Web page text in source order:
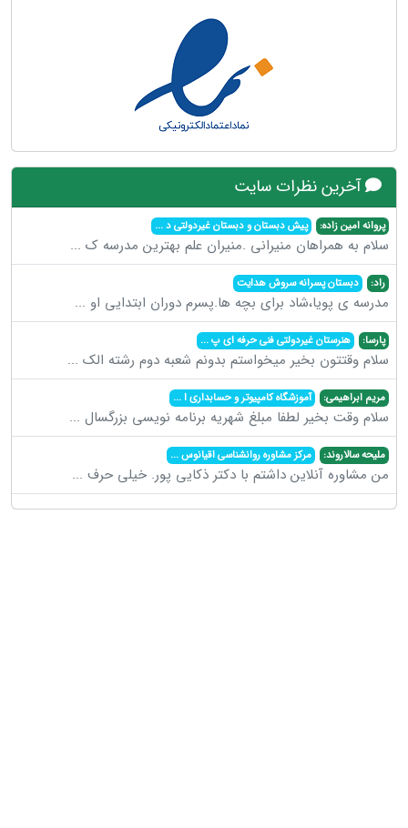
آخرین نظرات سایت
پروانه امین زاده: پیش دبستان و دبستان غیردولتی د...
سلام به همراهان منیرانی .منیران علم بهترین مدرسه ک ...
راد: دبستان پسرانه سروش هدایت
مدرسه ی پویا،شاد برای بچه ها.پسرم دوران ابتدایی او ...
پارسا: هنرستان غیردولتی فنی حرفه ای پ...
سلام وقتتون بخیر میخواستم بدونم شعبه دوم رشته الک ...
مریم ابراهیمی: آموزشگاه کامپیوتر و حسابداری ا...
سلام وقت بخیر لطفا مبلغ شهریه برنامه نویسی بزرگسال ...
ملیحه سالاروند: مرکز مشاوره روانشناسی اقیانوس...
من مشاوره آنلاین داشتم با دکتر ذکایی پور. خیلی حرف ...